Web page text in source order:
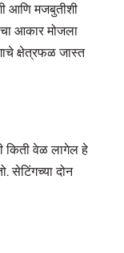
आणि मजबुतीशी
आकार मोजला
क्षेत्रफळ जास्त
किती वेळ लागेल हे
सेटिंगच्या दोन